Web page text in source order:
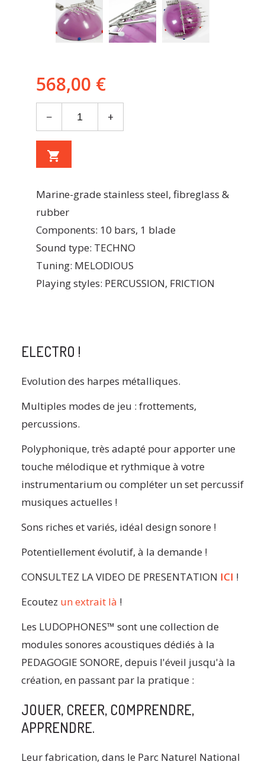
568,00 €
− +
shopping_cart
Marine-grade stainless steel, fibreglass &
rubber
Components: 10 bars, 1 blade
Sound type: TECHNO
Tuning: MELODIOUS
Playing styles: PERCUSSION, FRICTION
ELECTRO !
Evolution des harpes métalliques.
Multiples modes de jeu : frottements,
percussions.
Polyphonique, très adapté pour apporter une
touche mélodique et rythmique à votre
instrumentarium ou compléter un set percussif
musiques actuelles !
Sons riches et variés, idéal design sonore !
Potentiellement évolutif, à la demande !
CONSULTEZ LA VIDEO DE PRESENTATION ICI !
Ecoutez un extrait là !
Les LUDOPHONES™ sont une collection de
modules sonores acoustiques dédiés à la
PEDAGOGIE SONORE, depuis l'éveil jusqu'à la
création, en passant par la pratique :
JOUER, CREER, COMPRENDRE,
APPRENDRE.
Leur fabrication, dans le Parc Naturel National